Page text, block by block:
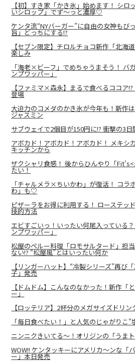
【初】すき家「かき氷」始めます！ シロ
いシロップ」でず〜っと濃厚♡
ケンタ流“NYバーガー”に自由の女神もび
旨」どっちにする!?
【セブン限定】チロルチョコ新作「北海
楽しみ
「海老×ビーフ」でめちゃうまそう！ バ
ンプワッパー」
【ファミマ×森永】まるで食べるココア
登場
大迫力のコメダのかき氷が今年も！新作
ジャスミン
サブウェイで2個目が150円に!? 衝撃の3
アボカド！アボカド！アボカド！ メキシ
キッチンから
ザクシャリ食感！ 後からひんやり「
たい！
「チャルメラ×ちいかわ」が復活！ コラ
わ」も♡
ピザーラをお得に利用する！ ローステッ
技的方法
エビすごいっ！いったい何尾入っている
ンプワッパー」
松屋のペルー料理「ロモサルタード」担
ない!? “松屋風”とはいったい何か
【リンガーハット】“冷製シリーズ”再び
子」発売
【ドムドム】こんなのなかった！新作「
ー」
【ロッテリア】2杯分のメガサイズドリン
「毎日食べたい！」と人気のじゃがりこ"
ニンニクきいてる〜！オリジンの「うま
WOW!! ケンタッキーにアメリカ～ンな「
ー」本日発売